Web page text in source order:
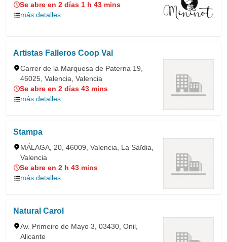
Se abre en 2 días 1 h 43 mins
más detalles
Artistas Falleros Coop Val
Carrer de la Marquesa de Paterna 19,
46025, Valencia, Valencia
Se abre en 2 días 43 mins
más detalles
Stampa
MÁLAGA, 20, 46009, Valencia, La Saïdia,
Valencia
Se abre en 2 h 43 mins
más detalles
Natural Carol
Av. Primeiro de Mayo 3, 03430, Onil,
Alicante